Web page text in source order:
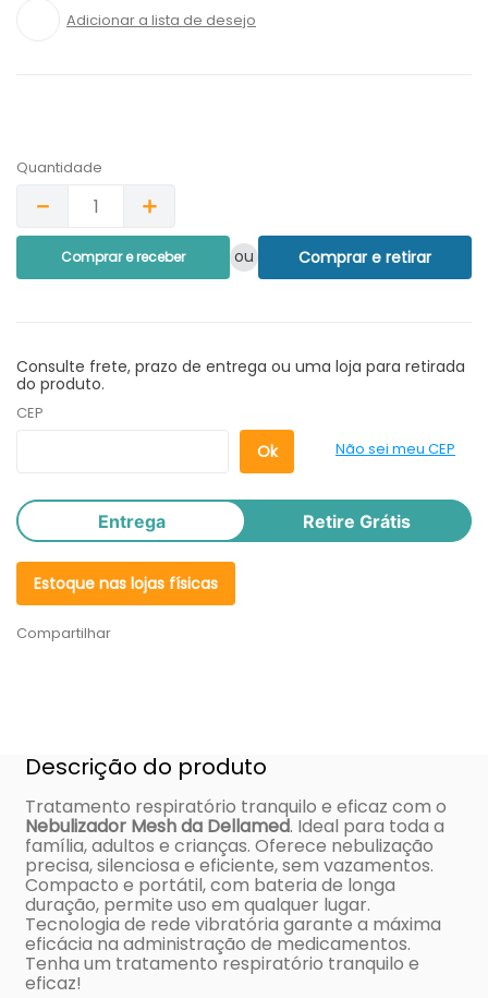
Quantidade
＋
－
Comprar e receber ou Comprar e retirar
Consulte frete, prazo de entrega ou uma loja para retirada
do produto.
CEP
Não sei meu CEP
Entrega Retire Grátis
Estoque nas lojas físicas
Compartilhar
Descrição do produto
Tratamento respiratório tranquilo e eficaz com o
Nebulizador Mesh da Dellamed. Ideal para toda a
família, adultos e crianças. Oferece nebulização
precisa, silenciosa e eficiente, sem vazamentos.
Compacto e portátil, com bateria de longa
duração, permite uso em qualquer lugar.
Tecnologia de rede vibratória garante a máxima
eficácia na administração de medicamentos.
Tenha um tratamento respiratório tranquilo e
eficaz!